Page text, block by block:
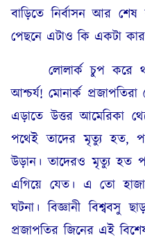
বাড়িতে নির্বাসন আর
পেছনে এটাও কি একটা
লোলার্ক চুপ করে
আশ্চর্য! মোনার্ক
এড়াতে উত্তর আমেরিকা
পথেই তাদের মৃত্যু হত,
উড়ান। তাদেরও মৃত্যু হত
এগিয়ে যেত। এ তো
ঘটনা। বিজ্ঞানী
প্রজাপতির জিনের এই বিশেষ